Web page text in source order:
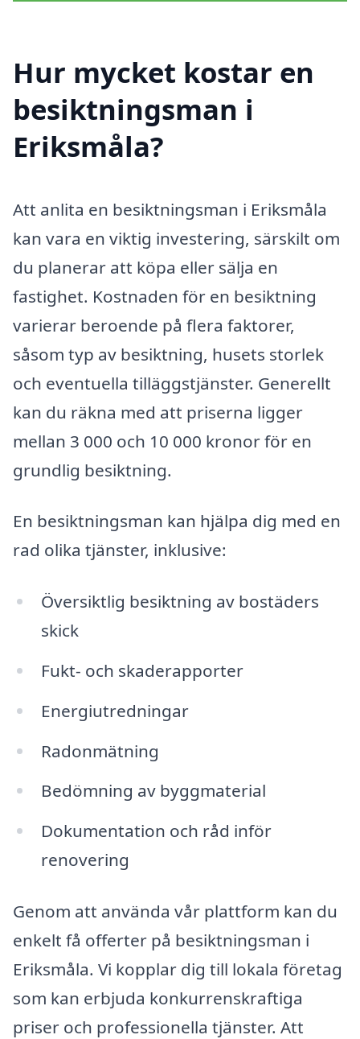
Hur mycket kostar en
besiktningsman i
Eriksmåla?
Att anlita en besiktningsman i Eriksmåla
kan vara en viktig investering, särskilt om
du planerar att köpa eller sälja en
fastighet. Kostnaden för en besiktning
varierar beroende på flera faktorer,
såsom typ av besiktning, husets storlek
och eventuella tilläggstjänster. Generellt
kan du räkna med att priserna ligger
mellan 3 000 och 10 000 kronor för en
grundlig besiktning.
En besiktningsman kan hjälpa dig med en
rad olika tjänster, inklusive:
Översiktlig besiktning av bostäders
skick
Fukt- och skaderapporter
Energiutredningar
Radonmätning
Bedömning av byggmaterial
Dokumentation och råd inför
renovering
Genom att använda vår plattform kan du
enkelt få offerter på besiktningsman i
Eriksmåla. Vi kopplar dig till lokala företag
som kan erbjuda konkurrenskraftiga
priser och professionella tjänster. Att